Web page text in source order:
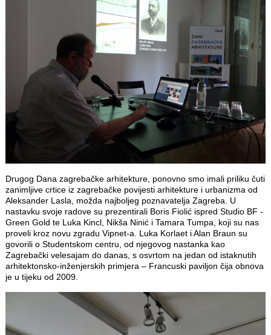
Drugog Dana zagrebačke arhitekture, ponovno smo imali priliku čuti
zanimljive crtice iz zagrebačke povijesti arhitekture i urbanizma od
Aleksander Lasla, možda najboljeg poznavatelja Zagreba. U
nastavku svoje radove su prezentirali Boris Fiolić ispred Studio BF -
Green Gold te Luka Kincl, Nikša Ninić i Tamara Tumpa, koji su nas
proveli kroz novu zgradu Vipnet-a. Luka Korlaet i Alan Braun su
govorili o Studentskom centru, od njegovog nastanka kao
Zagrebački velesajam do danas, s osvrtom na jedan od istaknutih
arhitektonsko-inženjerskih primjera – Francuski paviljon čija obnova
je u tijeku od 2009.